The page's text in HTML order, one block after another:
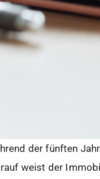
der fünften
weist der